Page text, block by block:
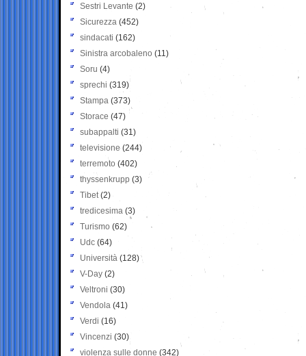
Sestri Levante (2)
Sicurezza (452)
sindacati (162)
Sinistra arcobaleno (11)
Soru (4)
sprechi (319)
Stampa (373)
Storace (47)
subappalti (31)
televisione(244)
terremoto (402)
thyssenkrupp (3)
Tibet(2)
tredicesima (3)
Turismo (62)
Udc (64)
Università (128)
V-Day (2)
Veltroni (30)
Vendola (41)
Verdi (16)
Vincenzi (30)
violenza sulle donne (342)